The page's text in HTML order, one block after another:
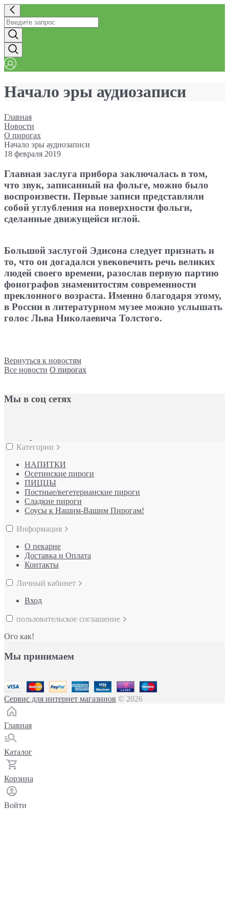
Начало эры аудиозаписи
Главная
Новости
О пирогах
Начало эры аудиозаписи
18 февраля 2019
Главная заслуга прибора заключалась в том,
что звук, записанный на фольге, можно было
воспроизвести. Первые записи представляли
собой углубления на поверхности фольги,
сделанные движущейся иглой.
Большой заслугой Эдисона следует признать и
то, что он догадался увековечить речь великих
людей своего времени, разослав первую партию
фонографов знаменитостям современности
преклонного возраста. Именно благодаря этому,
в России в литературном музее можно услышать
голос Льва Николаевича Толстого.
Вернуться к новостям
Все новости О пирогах
Мы в соц сетях
Категории
НАПИТКИ
Осетинские пироги
ПИЦЦЫ
Постные/вегетерианские пироги
Сладкие пироги
Соусы к Нашим-Вашим Пирогам!
Информация
О пекарне
Доставка и Оплата
Контакты
Личный кабинет
Вход
пользовательское соглашение
Ого как!
Мы принимаем
Сервис для интернет магазинов © 2026
Главная
Каталог
Корзина
Войти